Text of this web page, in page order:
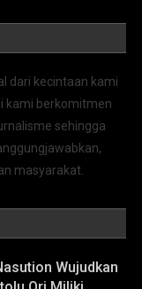
dari kecintaan kami
kami berkomitmen
sehingga
masyarakat.
Wujudkan